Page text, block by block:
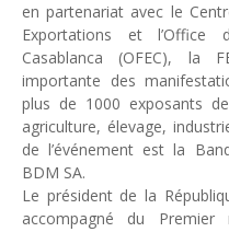
Marques
Tsirisoa Edition-
Art et médias
Unknown-May 09
Tourisme :
Unknown -
Economie : quand
Unknown
-Apr 26
Tourisme : le
en partenariat avec le
Exportations et
Casablanca (OFEC), la
importante des
plus de 1000 exposants
agriculture, élevage,
de l’événement est la
BDM SA.
Le président de la
accompagné du